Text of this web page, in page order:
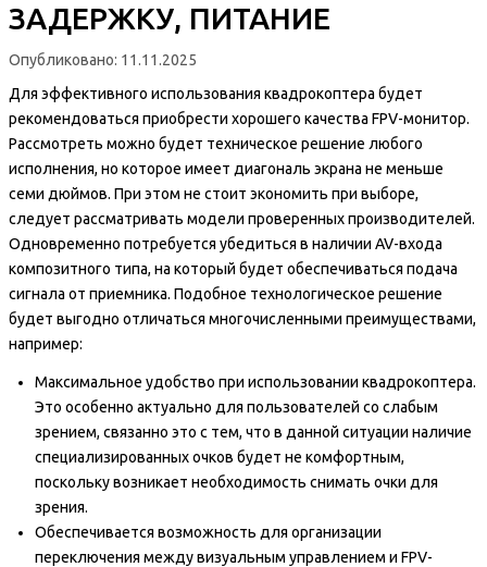
ЗАДЕРЖКУ, ПИТАНИЕ
Опубликовано: 11.11.2025
Для эффективного использования квадрокоптера будет
рекомендоваться приобрести хорошего качества FPV-монитор.
Рассмотреть можно будет техническое решение любого
исполнения, но которое имеет диагональ экрана не меньше
семи дюймов. При этом не стоит экономить при выборе,
следует рассматривать модели проверенных производителей.
Одновременно потребуется убедиться в наличии AV-входа
композитного типа, на который будет обеспечиваться подача
сигнала от приемника. Подобное технологическое решение
будет выгодно отличаться многочисленными преимуществами,
например:
Максимальное удобство при использовании квадрокоптера.
Это особенно актуально для пользователей со слабым
зрением, связанно это с тем, что в данной ситуации наличие
специализированных очков будет не комфортным,
поскольку возникает необходимость снимать очки для
зрения.
Обеспечивается возможность для организации
переключения между визуальным управлением и FPV-